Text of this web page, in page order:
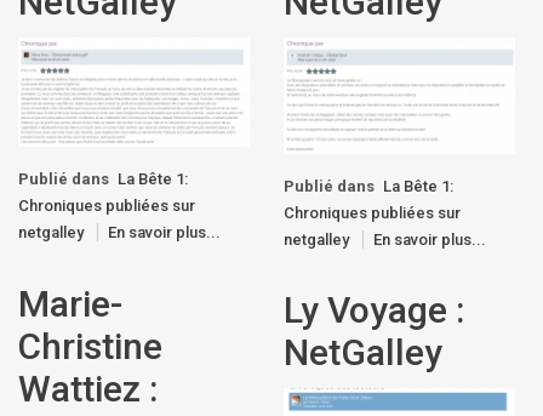
Publié dans La Bête 1:
Chroniques publiées sur
netgalley
En savoir plus...
Publié dans La Bête 1:
Chroniques publiées sur
netgalley
En savoir plus...
Marie-
Christine
Wattiez :
Ly Voyage :
NetGalley